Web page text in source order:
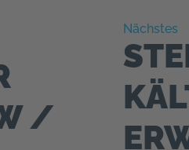
/
Nächstes